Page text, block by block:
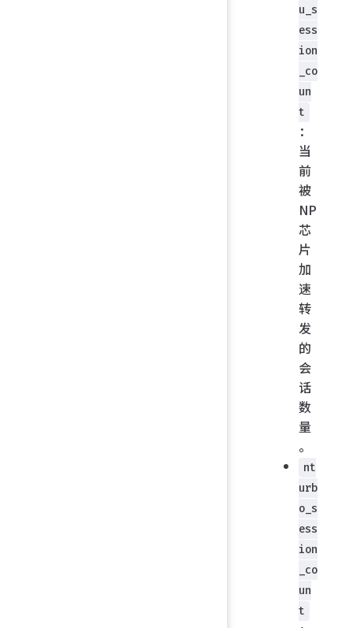
u_s
ess
ion
_co
un
t
：
当
前
被
NP
芯
片
加
速
转
发
的
会
话
数
量
。
nt
urb
o_s
ess
ion
_co
un
t